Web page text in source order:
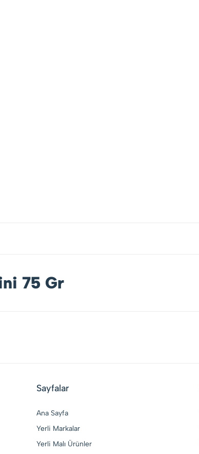
75 Gr
Sayfalar
Ana Sayfa
Yerli Markalar
Yerli Malı Ürünler